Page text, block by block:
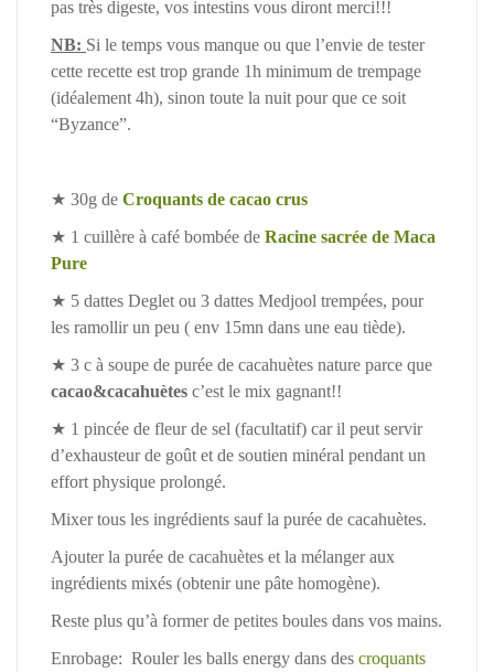
pas très digeste, vos intestins vous diront merci!!!
NB: Si le temps vous manque ou que l’envie de tester
cette recette est trop grande 1h minimum de trempage
(idéalement 4h), sinon toute la nuit pour que ce soit
“Byzance”.
★ 30g de Croquants de cacao crus
★ 1 cuillère à café bombée de Racine sacrée de Maca
Pure
★ 5 dattes Deglet ou 3 dattes Medjool trempées, pour
les ramollir un peu ( env 15mn dans une eau tiède).
★ 3 c à soupe de purée de cacahuètes nature parce que
cacao&cacahuètes c’est le mix gagnant!!
★ 1 pincée de fleur de sel (facultatif) car il peut servir
d’exhausteur de goût et de soutien minéral pendant un
effort physique prolongé.
Mixer tous les ingrédients sauf la purée de cacahuètes.
Ajouter la purée de cacahuètes et la mélanger aux
ingrédients mixés (obtenir une pâte homogène).
Reste plus qu’à former de petites boules dans vos mains.
Enrobage: Rouler les balls energy dans des croquants